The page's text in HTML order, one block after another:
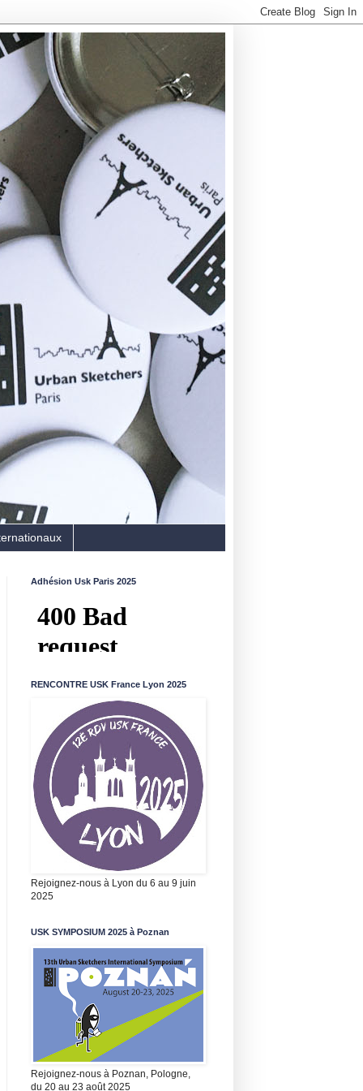
Adhésion Usk Paris 2025
RENCONTRE USK France Lyon 2025
Rejoignez-nous à Lyon du 6 au 9 juin
2025
USK SYMPOSIUM 2025 à Poznan
Rejoignez-nous à Poznan, Pologne,
du 20 au 23 août 2025